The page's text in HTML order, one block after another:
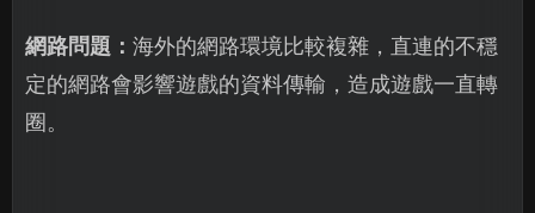
網路問題： 海外的網路環境比較複雜，直連的不穩
定的網路會影響遊戲的資料傳輸，造成遊戲一直轉
圈。